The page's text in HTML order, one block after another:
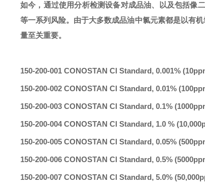
如今，通过使用分析检测设备对成品油、以及包括像
等一系列风险。由于大多数成品油中氯元素都是以有
量至关重要。
150-200-001 CONOSTAN Cl Standard, 0.001%
150-200-002 CONOSTAN Cl Standard, 0.01%
150-200-003 CONOSTAN Cl Standard, 0.1%
150-200-004 CONOSTAN Cl Standard, 1.0 %
150-200-005 CONOSTAN Cl Standard, 0.05%
150-200-006 CONOSTAN Cl Standard, 0.5%
150-200-007 CONOSTAN Cl Standard, 5.0%